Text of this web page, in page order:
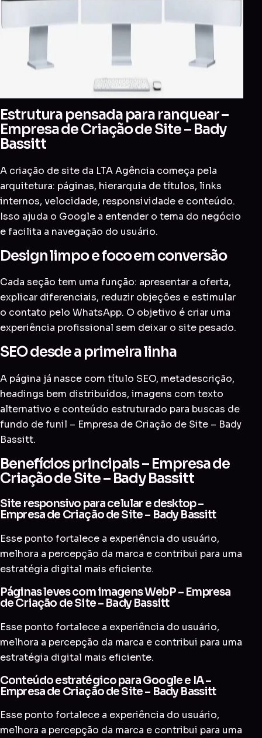
Estrutura pensada para ranquear –
Empresa de Criação de Site – Bady
Bassitt
A criação de site da LTA Agência começa pela
arquitetura: páginas, hierarquia de títulos, links
internos, velocidade, responsividade e conteúdo.
Isso ajuda o Google a entender o tema do negócio
e facilita a navegação do usuário.
Design limpo e foco em conversão
Cada seção tem uma função: apresentar a oferta,
explicar diferenciais, reduzir objeções e estimular
o contato pelo WhatsApp. O objetivo é criar uma
experiência profissional sem deixar o site pesado.
SEO desde a primeira linha
A página já nasce com título SEO, metadescrição,
headings bem distribuídos, imagens com texto
alternativo e conteúdo estruturado para buscas de
fundo de funil – Empresa de Criação de Site – Bady
Bassitt.
Benefícios principais – Empresa de
Criação de Site – Bady Bassitt
Site responsivo para celular e desktop –
Empresa de Criação de Site – Bady Bassitt
Esse ponto fortalece a experiência do usuário,
melhora a percepção da marca e contribui para uma
estratégia digital mais eficiente.
Páginas leves com imagens WebP – Empresa
de Criação de Site – Bady Bassitt
Esse ponto fortalece a experiência do usuário,
melhora a percepção da marca e contribui para uma
estratégia digital mais eficiente.
Conteúdo estratégico para Google e IA –
Empresa de Criação de Site – Bady Bassitt
Esse ponto fortalece a experiência do usuário,
melhora a percepção da marca e contribui para uma